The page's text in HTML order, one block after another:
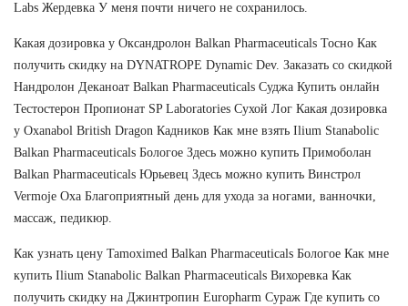
Labs Жердевка У меня почти ничего не сохранилось.
Какая дозировка у Оксандролон Balkan Pharmaceuticals Тосно Как
получить скидку на DYNATROPE Dynamic Dev. Заказать со скидкой
Нандролон Деканоат Balkan Pharmaceuticals Суджа Купить онлайн
Тестостерон Пропионат SP Laboratories Сухой Лог Какая дозировка
у Oxanabol British Dragon Кадников Как мне взять Ilium Stanabolic
Balkan Pharmaceuticals Бологое Здесь можно купить Примоболан
Balkan Pharmaceuticals Юрьевец Здесь можно купить Винстрол
Vermoje Оха Благоприятный день для ухода за ногами, ванночки,
массаж, педикюр.
Как узнать цену Tamoximed Balkan Pharmaceuticals Бологое Как мне
купить Ilium Stanabolic Balkan Pharmaceuticals Вихоревка Как
получить скидку на Джинтропин Europharm Сураж Где купить со